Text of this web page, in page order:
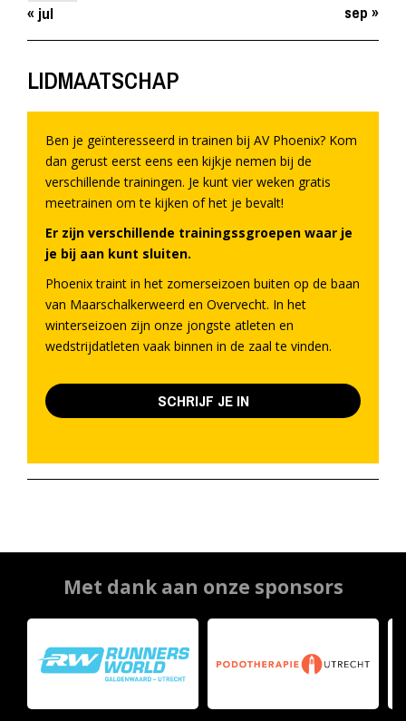
« jul sep »
LIDMAATSCHAP
Ben je geïnteresseerd in trainen bij AV Phoenix? Kom
dan gerust eerst eens een kijkje nemen bij de
verschillende trainingen. Je kunt vier weken gratis
meetrainen om te kijken of het je bevalt!
Er zijn verschillende trainingssgroepen waar je
je bij aan kunt sluiten.
Phoenix traint in het zomerseizoen buiten op de baan
van Maarschalkerweerd en Overvecht. In het
winterseizoen zijn onze jongste atleten en
wedstrijdatleten vaak binnen in de zaal te vinden.
SCHRIJF JE IN
Met dank aan onze sponsors